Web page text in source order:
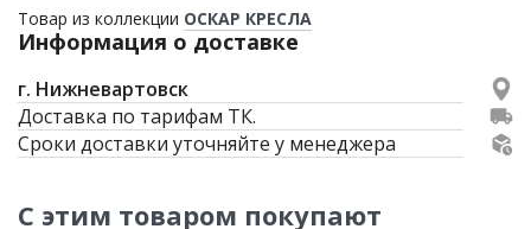
Товар из коллекции ОСКАР КРЕСЛА
Информация о доставке
г. Нижневартовск
Доставка по тарифам ТК.
Сроки доставки уточняйте у менеджера
С этим товаром покупают